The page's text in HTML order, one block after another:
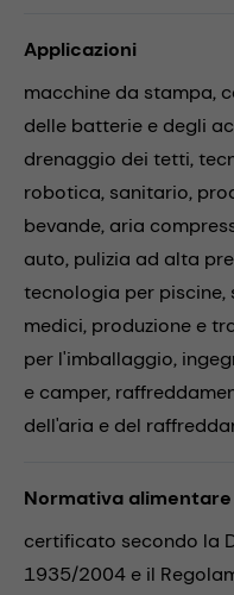
Applicazioni
macchine da stampa,
delle batterie e degli
drenaggio dei tetti,
robotica, sanitario,
bevande, aria
auto, pulizia ad alta
tecnologia per piscine,
medici, produzione e
per l'imballaggio,
e camper,
dell'aria e del
Normativa
certificato secondo la
1935/2004 e il